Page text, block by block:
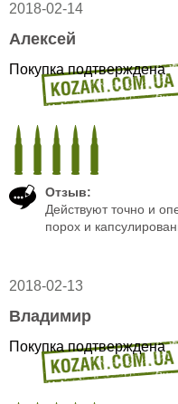
2018-02-14
Алексей
Покупка подтверждена
Отзыв:
Действуют точно и
порох и
2018-02-13
Владимир
Покупка подтверждена